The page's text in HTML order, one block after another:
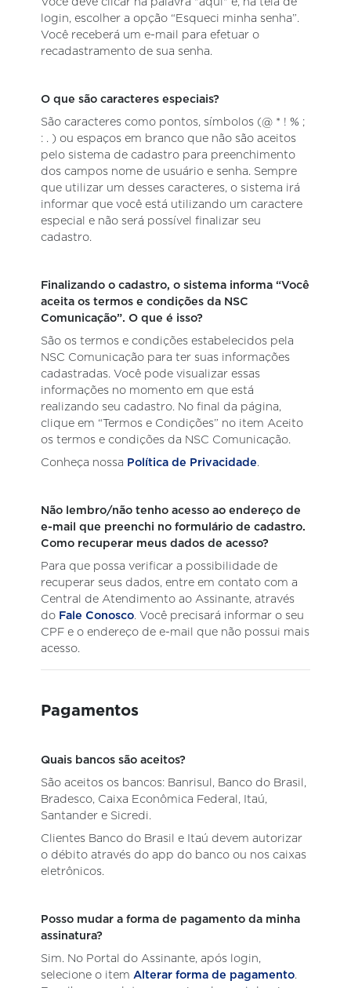
login, escolher a opção “Esqueci minha senha”.
Você receberá um e-mail para efetuar o
recadastramento de sua senha.
O que são caracteres especiais?
São caracteres como pontos, símbolos (@ * ! % ;
: . ) ou espaços em branco que não são aceitos
pelo sistema de cadastro para preenchimento
dos campos nome de usuário e senha. Sempre
que utilizar um desses caracteres, o sistema irá
informar que você está utilizando um caractere
especial e não será possível finalizar seu
cadastro.
Finalizando o cadastro, o sistema informa “Você
aceita os termos e condições da NSC
Comunicação”. O que é isso?
São os termos e condições estabelecidos pela
NSC Comunicação para ter suas informações
cadastradas. Você pode visualizar essas
informações no momento em que está
realizando seu cadastro. No final da página,
clique em “Termos e Condições” no item Aceito
os termos e condições da NSC Comunicação.
Conheça nossa Política de Privacidade.
Não lembro/não tenho acesso ao endereço de
e-mail que preenchi no formulário de cadastro.
Como recuperar meus dados de acesso?
Para que possa verificar a possibilidade de
recuperar seus dados, entre em contato com a
Central de Atendimento ao Assinante, através
do Fale Conosco. Você precisará informar o seu
CPF e o endereço de e-mail que não possui mais
acesso.
Pagamentos
Quais bancos são aceitos?
São aceitos os bancos: Banrisul, Banco do Brasil,
Bradesco, Caixa Econômica Federal, Itaú,
Santander e Sicredi.
Clientes Banco do Brasil e Itaú devem autorizar
o débito através do app do banco ou nos caixas
eletrônicos.
Posso mudar a forma de pagamento da minha
assinatura?
Sim. No Portal do Assinante, após login,
selecione o itemAlterar forma de pagamento.